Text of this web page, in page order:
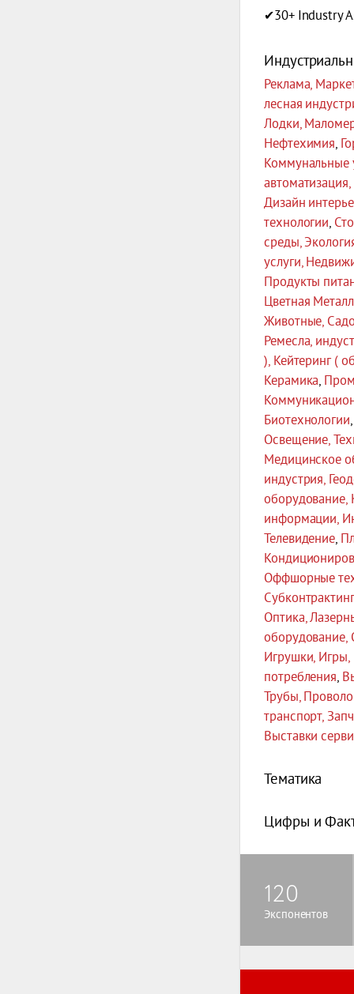
✔30+ Industry
Реклама,
лесная
Лодки,
Нефтехимия
Коммунальные
Дизайн
технологии
среды,
услуги,
Продукты
Цветная
Животные,
Ремесла,
), Кейтеринг (
Керамика
Биотехнологии
Освещение,
Медицинское
индустрия,
оборудование,
информации,
Телевидение
Оффшорные
Субконтрактинг
Оптика,
оборудование,
Игрушки,
потребления
Трубы,
транспорт,
Выставки
Тематика
Цифры и
120
Экспонентов